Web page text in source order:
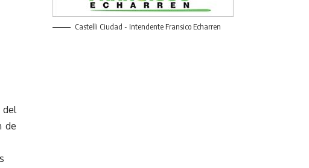
de
Castelli Ciudad - Intendente Fransico Echarren